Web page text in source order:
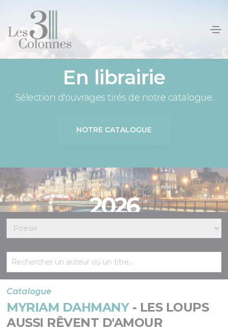
En librairie
Sélection d'ouvrages tirés de notre catalogue.
NOTRE CATALOGUE
2026
Catalogue
MYRIAM DAHMANY- LES LOUPS
AUSSI RÊVENT D'AMOUR